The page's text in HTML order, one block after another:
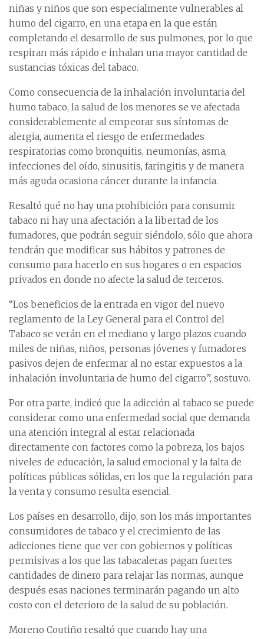
niñas y niños que son especialmente vulnerables al
humo del cigarro, en una etapa en la que están
completando el desarrollo de sus pulmones, por lo que
respiran más rápido e inhalan una mayor cantidad de
sustancias tóxicas del tabaco.
Como consecuencia de la inhalación involuntaria del
humo tabaco, la salud de los menores se ve afectada
considerablemente al empeorar sus síntomas de
alergia, aumenta el riesgo de enfermedades
respiratorias como bronquitis, neumonías, asma,
infecciones del oído, sinusitis, faringitis y de manera
más aguda ocasiona cáncer durante la infancia.
Resaltó qué no hay una prohibición para consumir
tabaco ni hay una afectación a la libertad de los
fumadores, que podrán seguir siéndolo, sólo que ahora
tendrán que modificar sus hábitos y patrones de
consumo para hacerlo en sus hogares o en espacios
privados en donde no afecte la salud de terceros.
“Los beneficios de la entrada en vigor del nuevo
reglamento de la Ley General para el Control del
Tabaco se verán en el mediano y largo plazos cuando
miles de niñas, niños, personas jóvenes y fumadores
pasivos dejen de enfermar al no estar expuestos a la
inhalación involuntaria de humo del cigarro”, sostuvo.
Por otra parte, indicó que la adicción al tabaco se puede
considerar como una enfermedad social que demanda
una atención integral al estar relacionada
directamente con factores como la pobreza, los bajos
niveles de educación, la salud emocional y la falta de
políticas públicas sólidas, en los que la regulación para
la venta y consumo resulta esencial.
Los países en desarrollo, dijo, son los más importantes
consumidores de tabaco y el crecimiento de las
adicciones tiene que ver con gobiernos y políticas
permisivas a los que las tabacaleras pagan fuertes
cantidades de dinero para relajar las normas, aunque
después esas naciones terminarán pagando un alto
costo con el deterioro de la salud de su población.
Moreno Coutiño resaltó que cuando hay una